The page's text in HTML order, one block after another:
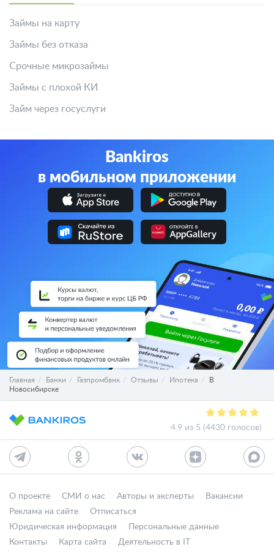
Займы на карту
Займы без отказа
Срочные микрозаймы
Займы с плохой КИ
Займ через госуслуги
Bankiros
в мобильном приложении
Главная Банки Газпромбанк Отзывы Ипотека
В
Новосибирске
4.9 из 5 (4430 голосов)
О проекте СМИ о нас Авторы и эксперты
Вакансии
Реклама на сайте
Отписаться
Юридическая информация
Персональные данные
Контакты
Карта сайта Деятельность в IT